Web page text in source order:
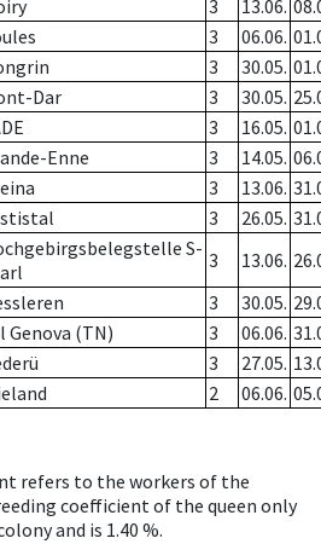
3 13.06.
3 06.06.
3 30.05.
Dar 3 30.05.
3 16.05.
Enne 3 14.05.
3 13.06.
3 26.05.
S- 3 13.06.
3 30.05.
Genova (TN) 3 06.06.
3 27.05.
2 06.06.
refers to the workers of the
coefficient of the queen only
and is 1.40 %.